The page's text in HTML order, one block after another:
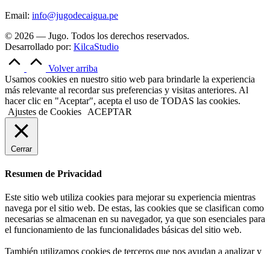
Email: info@jugodecaigua.pe
© 2026 — Jugo. Todos los derechos reservados.
Desarrollado por: KilcaStudio
Volver arriba
Usamos cookies en nuestro sitio web para brindarle la experiencia
más relevante al recordar sus preferencias y visitas anteriores. Al
hacer clic en "Aceptar", acepta el uso de TODAS las cookies.
Ajustes de Cookies ACEPTAR
Cerrar
Resumen de Privacidad
Este sitio web utiliza cookies para mejorar su experiencia mientras
navega por el sitio web. De estas, las cookies que se clasifican como
necesarias se almacenan en su navegador, ya que son esenciales para
el funcionamiento de las funcionalidades básicas del sitio web.
También utilizamos cookies de terceros que nos ayudan a analizar y